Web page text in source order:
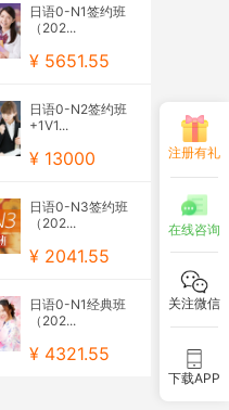
日语0-N1签约班
（202...
¥ 5651.55
日语0-N2签约班
+1V1...
¥ 13000
日语0-N3签约班
（202...
¥ 2041.55
日语0-N1经典班
（202...
¥ 4321.55
注册有礼
在线咨询
关注微信
下载APP